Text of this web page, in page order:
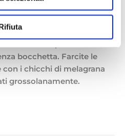
Scaldate leggermente
la robiola, il mascarpone
bocchetta. Farcite le
i chicchi di melagrana
grossolanamente.